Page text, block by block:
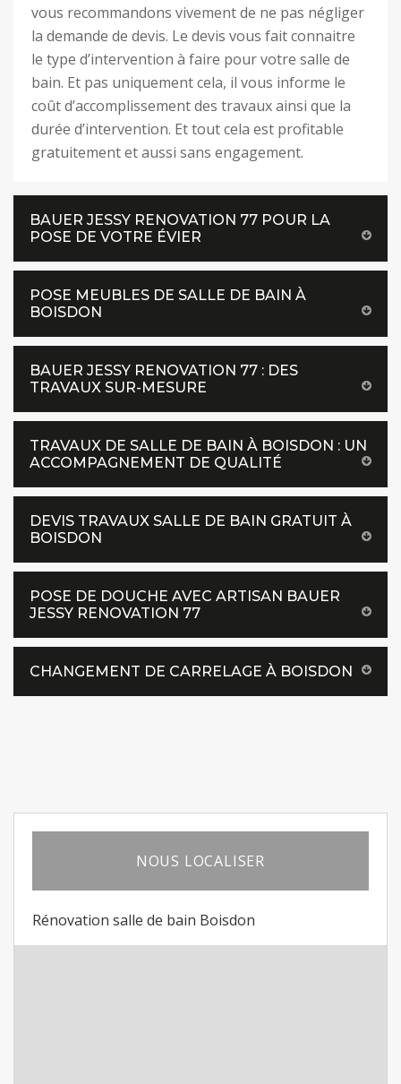
vous recommandons vivement de ne pas négliger
la demande de devis. Le devis vous fait connaitre
le type d’intervention à faire pour votre salle de
bain. Et pas uniquement cela, il vous informe le
coût d’accomplissement des travaux ainsi que la
durée d’intervention. Et tout cela est profitable
gratuitement et aussi sans engagement.
BAUER JESSY RENOVATION 77 POUR LA
POSE DE VOTRE ÉVIER
POSE MEUBLES DE SALLE DE BAIN À
BOISDON
BAUER JESSY RENOVATION 77 : DES
TRAVAUX SUR-MESURE
TRAVAUX DE SALLE DE BAIN À BOISDON : UN
ACCOMPAGNEMENT DE QUALITÉ
DEVIS TRAVAUX SALLE DE BAIN GRATUIT À
BOISDON
POSE DE DOUCHE AVEC ARTISAN BAUER
JESSY RENOVATION 77
CHANGEMENT DE CARRELAGE À BOISDON
NOUS LOCALISER
Rénovation salle de bain Boisdon